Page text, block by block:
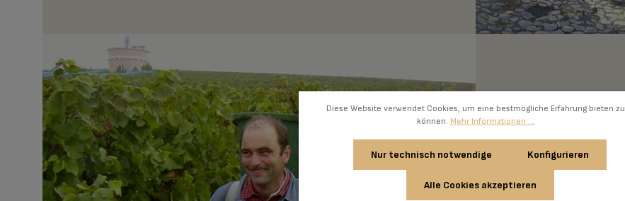
Diese Website verwendet Cookies, um eine bestmögliche Erfahrung bieten zu
können. Mehr Informationen ...
Nur technisch notwendige Konfigurieren
Alle Cookies akzeptieren